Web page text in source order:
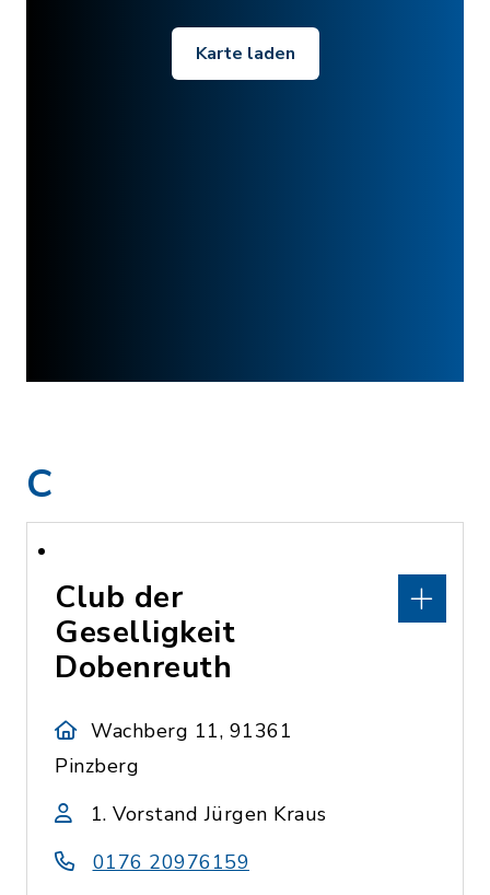
Karte laden
C
Club der
Geselligkeit
Dobenreuth
Wachberg 11, 91361
Pinzberg
1. Vorstand Jürgen Kraus
0176 20976159